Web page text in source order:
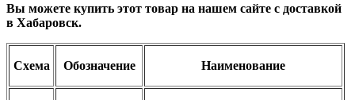
Вы можете купить этот товар на нашем сайте с доставкой
в Хабаровск.
Схема Обозначение Наименование